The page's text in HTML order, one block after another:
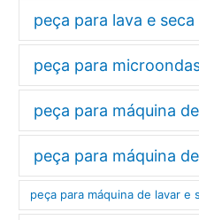
peça para lava e seca
peça para
peça para máquina
peça para máquina
peça para máquina de lavar e